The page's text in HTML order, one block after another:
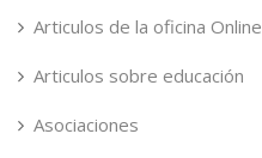
Articulos de la oficina Online
Articulos sobre educación
Asociaciones